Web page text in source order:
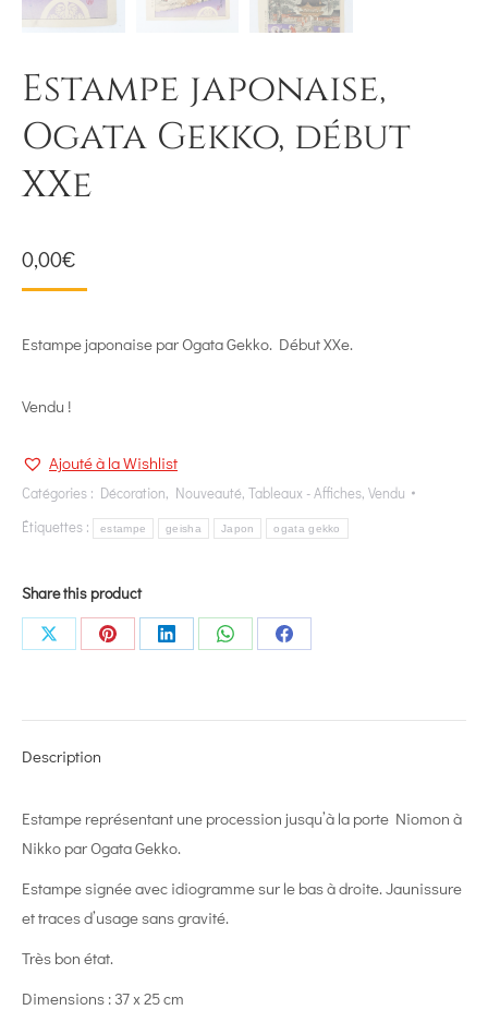
Estampe japonaise,
Ogata Gekko, début
XXe
0,00€
Estampe japonaise par Ogata Gekko. Début XXe.
Vendu !
Ajouté à la Wishlist
Catégories : Décoration, Nouveauté, Tableaux - Affiches, Vendu
Étiquettes :
estampe geisha Japon ogata gekko
Share this product
Share
Share
Share
Share
Share
Description
Estampe représentant une procession jusqu’à la porte Niomon à
Nikko par Ogata Gekko.
Estampe signée avec idiogramme sur le bas à droite. Jaunissure
et traces d’usage sans gravité.
Très bon état.
Dimensions : 37 x 25 cm